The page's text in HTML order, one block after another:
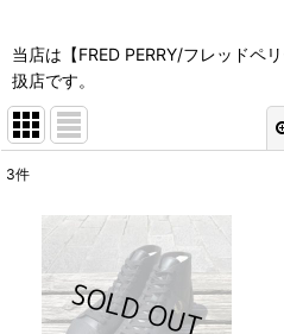
当店は【FRED PERRY/フレッドペ
扱店です。
3件